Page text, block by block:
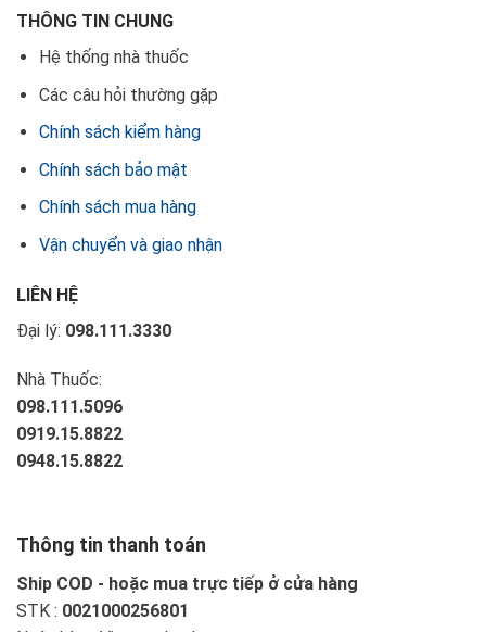
THÔNG TIN CHUNG
Hệ thống nhà thuốc
Các câu hỏi thường gặp
Chính sách kiểm hàng
Chính sách bảo mật
Chính sách mua hàng
Vận chuyển và giao nhận
LIÊN HỆ
Đại lý: 098.111.3330
Nhà Thuốc:
098.111.5096
0919.15.8822
0948.15.8822
Thông tin thanh toán
Ship COD - hoặc mua trực tiếp ở cửa hàng
STK : 0021000256801